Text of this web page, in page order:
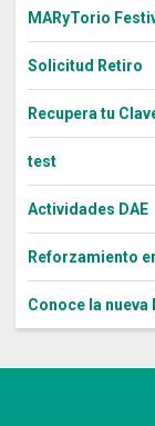
MARyTorio
Solicitud Retiro
Recupera tu
test
Actividades DAE
Reforzamiento
Conoce la